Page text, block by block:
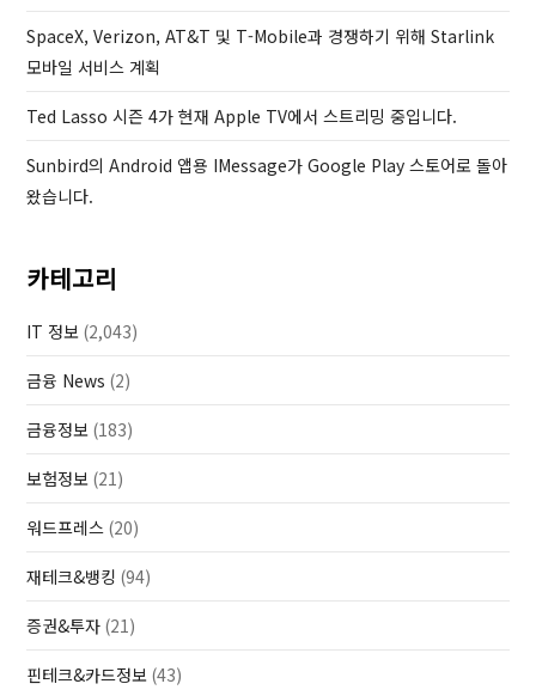
SpaceX, Verizon, AT&T 및 T-Mobile과 경쟁하기 위해 Starlink
모바일 서비스 계획
Ted Lasso 시즌 4가 현재 Apple TV에서 스트리밍 중입니다.
Sunbird의 Android 앱용 IMessage가 Google Play 스토어로 돌아
왔습니다.
카테고리
IT 정보 (2,043)
금융 News (2)
금융정보 (183)
보험정보 (21)
워드프레스 (20)
재테크&뱅킹 (94)
증권&투자 (21)
핀테크&카드정보 (43)